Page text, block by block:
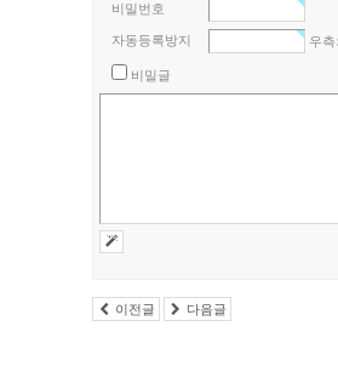
비밀번호
자동등록방지 우
비밀글
이전글 다음글